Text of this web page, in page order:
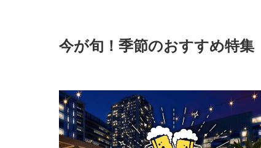
今が旬！季節のおすすめ特集